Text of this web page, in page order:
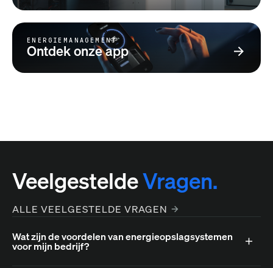
ENERGIEMANAGEMENT
Ontdek onze app
VeelgesteldeVragen.
ALLE VEELGESTELDE VRAGEN
Wat zijn de voordelen van energieopslagsystemen
voor mijn bedrijf?